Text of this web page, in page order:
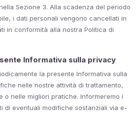
Sezione 3. Alla scadenza del periodo
i dati personali vengono cancellati in
in conformità alla nostra Politica di
Informativa sulla privacy
la presente Informativa sulla
nelle nostre attività di trattamento,
o nelle migliori pratiche. Informeremo i
di eventuali modifiche sostanziali via e-